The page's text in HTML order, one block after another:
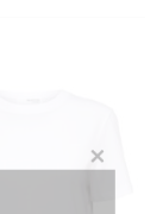
CLOSE